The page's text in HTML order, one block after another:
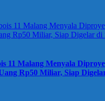
11 Malang Menyala
Rp50 Miliar, Siap